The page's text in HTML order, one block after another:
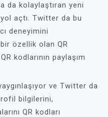
da kolaylaştıran yeni
açtı. Twitter da bu
deneyimini
özellik olan QR
kodlarının paylaşım
ve Twitter da
bilgilerini,
QR kodları